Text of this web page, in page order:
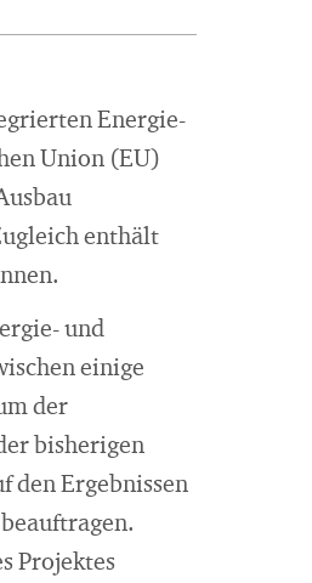
Energie-
Union (EU)
enthält
und
einige
der
bisherigen
den Ergebnissen
Projektes